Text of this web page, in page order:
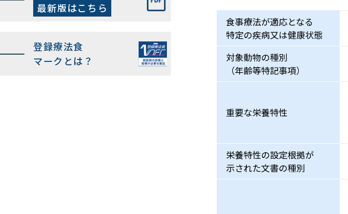
最新版はこちら
登録療法食
マークとは？
食事療法が適応となる
特定の疾病又は健康状態
対象動物の種別
（年齢等特記事項）
重要な栄養特性
栄養特性の設定根拠が
示された文書の種別